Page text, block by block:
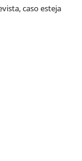
caso esteja